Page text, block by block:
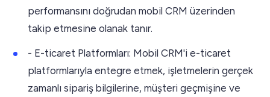
performansını doğrudan mobil CRM üzerinden
takip etmesine olanak tanır.
- E-ticaret Platformları: Mobil CRM'i e-ticaret
platformlarıyla entegre etmek, işletmelerin gerçek
zamanlı sipariş bilgilerine, müşteri geçmişine ve